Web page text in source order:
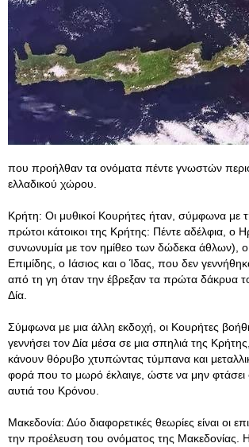
που προήλθαν τα ονόματα πέντε γνωστών
ελλαδικού χώρου.
Κρήτη: Οι μυθικοί Κουρήτες ήταν, σύμφωνα με
πρώτοι κάτοικοι της Κρήτης: Πέντε αδέλφια, ο
συνωνυμία με τον ημίθεο των δώδεκα άθλων),
Επιμίδης, ο Ιάσιος και ο Ίδας, που δεν
από τη γη όταν την έβρεξαν τα πρώτα δάκρυα
Δία.
Σύμφωνα με μια άλλη εκδοχή, οι Κουρήτες
γεννήσει τον Δία μέσα σε μια σπηλιά της
κάνουν θόρυβο χτυπώντας τύμπανα και
φορά που το μωρό έκλαιγε, ώστε να μην
αυτιά του Κρόνου.
Μακεδονία: Δύο διαφορετικές θεωρίες είναι οι
την προέλευση του ονόματος της Μακεδονίας .